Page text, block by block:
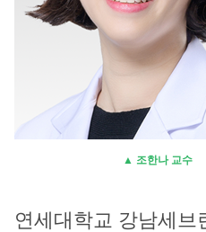
▲ 조한나 교수
연세대학교 강남세브